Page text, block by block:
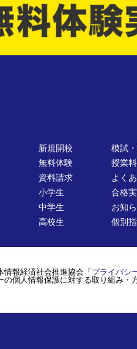
新規開校
無料体験
資料請求
小学生
中学生
高校生
模試
授業料
よく
合格
お知
個別
報経済社会推進協会「 プライバシ
個人情報保護に対する取り組み・